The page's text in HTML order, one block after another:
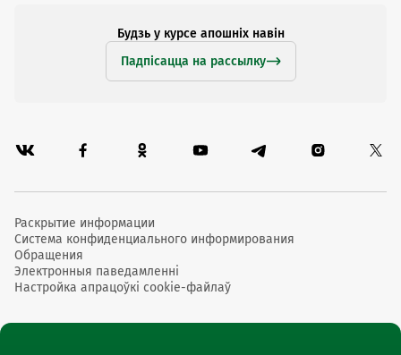
Будзь у курсе апошніх навін
Падпісацца на рассылку
Раскрытие информации
Система конфиденциального информирования
Обращения
Электронныя паведамленні
Настройка апрацоўкі cookie-файлаў